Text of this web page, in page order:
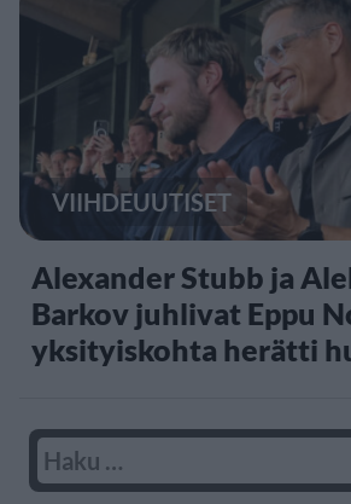
VIIHDEUUTISET
Alexander Stubb ja
Barkov juhlivat Eppu
yksityiskohta herätti